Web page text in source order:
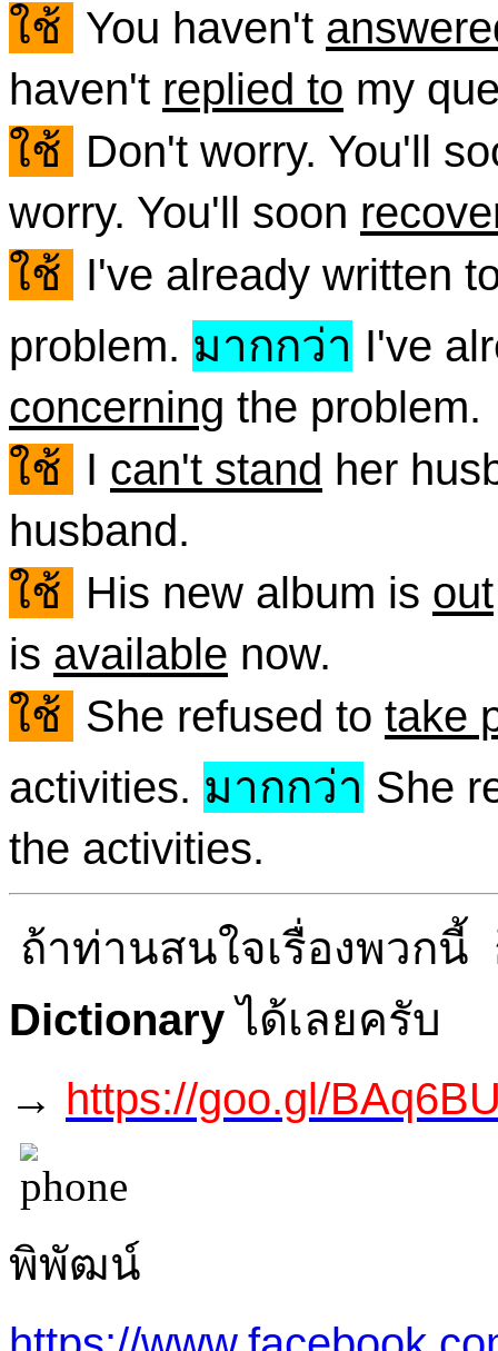
ใช้ You haven't
haven't replied to my
ใช้ Don't worry. You'll
worry. You'll soon
ใช้ I've already written
problem. มากกว่า I've
concerning the problem.
ใช้ I can't stand her
husband.
ใช้ His new album is out
is available now.
ใช้ She refused to take
activities. มากกว่า She
the activities.
ถ้าท่านสนใจเรื่องพวก
Dictionaryได้เลยครับ
→ https://goo.gl/
พิพัฒน์